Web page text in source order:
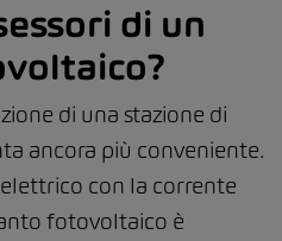
di un
di una stazione di
ancora più conveniente.
con la corrente
fotovoltaico è